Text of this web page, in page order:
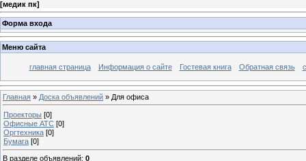
[медик пк]
Форма входа
Меню сайта
главная страница Информация о сайте Гостевая книга Обратная связь
Главная » Доска объявлений » Для офиса
Проекторы [0]
Офисные АТС [0]
Оргтехника [0]
Бумага [0]
В разделе объявлений: 0